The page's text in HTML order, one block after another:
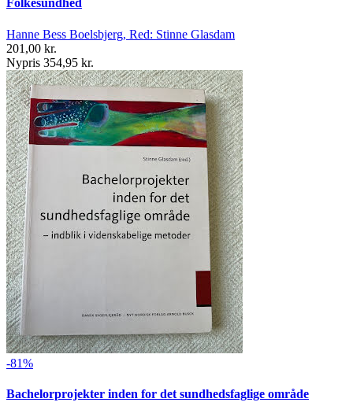
Folkesundhed
Hanne Bess Boelsbjerg, Red: Stinne Glasdam
201,00 kr.
Nypris 354,95 kr.
-81%
Bachelorprojekter inden for det sundhedsfaglige område